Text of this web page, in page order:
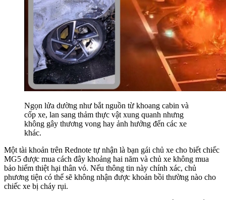
Ngọn lửa dường như bắt nguồn từ khoang cabin và
cốp xe, lan sang thảm thực vật xung quanh nhưng
không gây thương vong hay ảnh hưởng đến các xe
khác.
Một tài khoản trên Rednote tự nhận là bạn gái chủ xe cho biết chiếc
MG5 được mua cách đây khoảng hai năm và chủ xe không mua
bảo hiểm thiệt hại thân vỏ. Nếu thông tin này chính xác, chủ
phương tiện có thể sẽ không nhận được khoản bồi thường nào cho
chiếc xe bị cháy rụi.